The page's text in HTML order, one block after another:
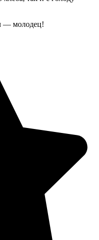
― молодец!